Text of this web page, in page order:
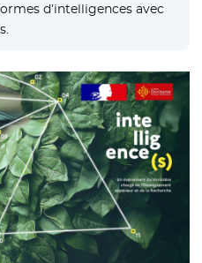
d’intelligences avec